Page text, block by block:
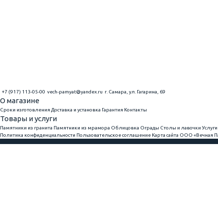
+7 (917) 113-05-00 vech-pamyat@yandex.ru г. Самара, ул. Гагарина, 69
О магазине
Сроки изготовления Доставка и установка Гарантия Контакты
Товары и услуги
Памятники из гранита Памятники из мрамора Облицовка Ограды Столы и лавочки Услуги
Политика конфиденциальности Пользовательское соглашение Карта сайта ООО «Вечная